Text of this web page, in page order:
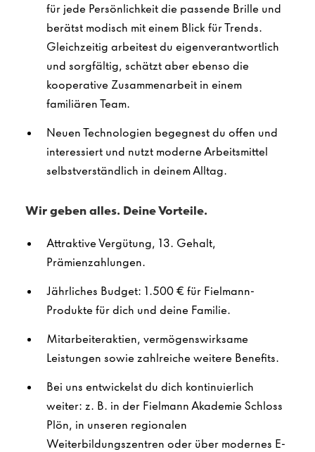
für jede Persönlichkeit die passende Brille und
berätst modisch mit einem Blick für Trends.
Gleichzeitig arbeitest du eigenverantwortlich
und sorgfältig, schätzt aber ebenso die
kooperative Zusammenarbeit in einem
familiären Team.
Neuen Technologien begegnest du offen und
interessiert und nutzt moderne Arbeitsmittel
selbstverständlich in deinem Alltag.
Wir geben alles. Deine Vorteile.
Attraktive Vergütung, 13. Gehalt,
Prämienzahlungen.
Jährliches Budget: 1.500 € für Fielmann-
Produkte für dich und deine Familie.
Mitarbeiteraktien, vermögenswirksame
Leistungen sowie zahlreiche weitere Benefits.
Bei uns entwickelst du dich kontinuierlich
weiter: z. B. in der Fielmann Akademie Schloss
Plön, in unseren regionalen
Weiterbildungszentren oder über modernes E-